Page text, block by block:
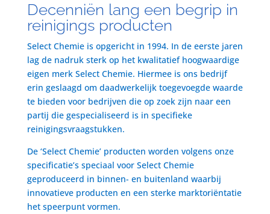
Decenniën lang een begrip in
reinigings producten
Select Chemie is opgericht in 1994. In de eerste jaren
lag de nadruk sterk op het kwalitatief hoogwaardige
eigen merk Select Chemie. Hiermee is ons bedrijf
erin geslaagd om daadwerkelijk toegevoegde waarde
te bieden voor bedrijven die op zoek zijn naar een
partij die gespecialiseerd is in specifieke
reinigingsvraagstukken.
De ‘Select Chemie’ producten worden volgens onze
specificatie’s speciaal voor Select Chemie
geproduceerd in binnen- en buitenland waarbij
innovatieve producten en een sterke marktoriëntatie
het speerpunt vormen.